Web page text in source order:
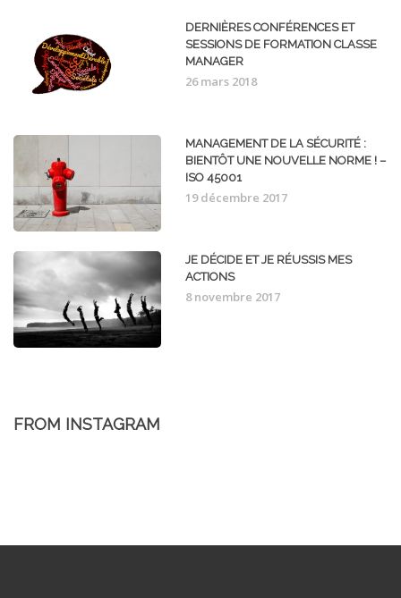
DERNIÈRES CONFÉRENCES ET
SESSIONS DE FORMATION CLASSE
MANAGER
26 mars 2018
MANAGEMENT DE LA SÉCURITÉ :
BIENTÔT UNE NOUVELLE NORME ! –
ISO 45001
19 décembre 2017
JE DÉCIDE ET JE RÉUSSIS MES
ACTIONS
8 novembre 2017
FROM INSTAGRAM